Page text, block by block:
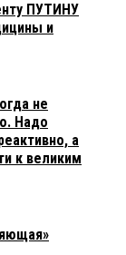
ПУТИНУ
и
не
Надо
а
к великим